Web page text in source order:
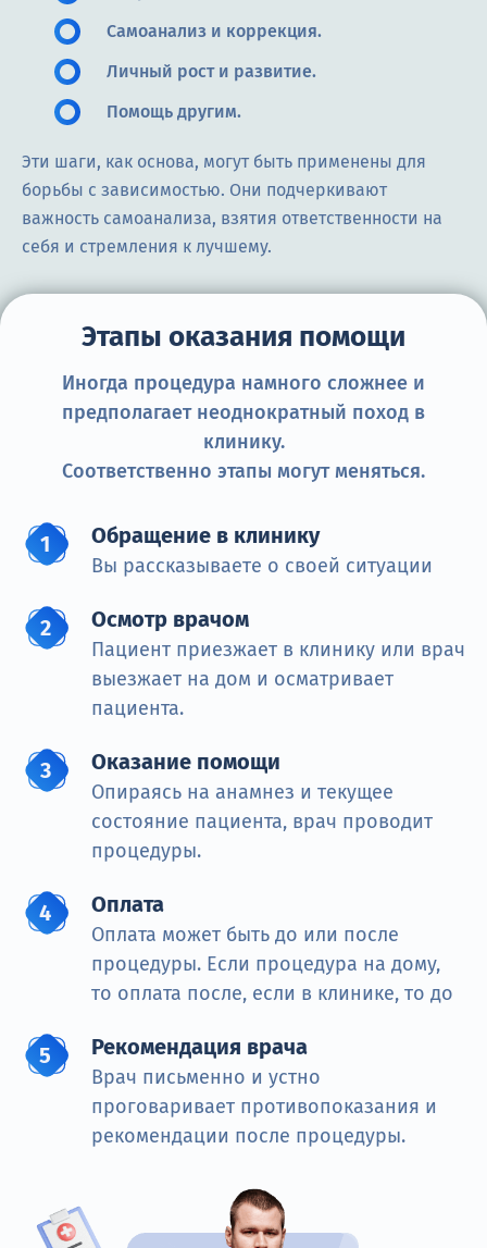
Самоанализ и коррекция.
Личный рост и развитие.
Помощь другим.
Эти шаги, как основа, могут быть применены для
борьбы с зависимостью. Они подчеркивают
важность самоанализа, взятия ответственности на
себя и стремления к лучшему.
Этапы оказания помощи
Иногда процедура намного сложнее и
предполагает неоднократный поход в
клинику.
Соответственно этапы могут меняться.
Обращение в клинику
Вы рассказываете о своей ситуации
Осмотр врачом
Пациент приезжает в клинику или врач
выезжает на дом и осматривает
пациента.
Оказание помощи
Опираясь на анамнез и текущее
состояние пациента, врач проводит
процедуры.
Оплата
Оплата может быть до или после
процедуры. Если процедура на дому,
то оплата после, если в клинике, то до
Рекомендация врача
Врач письменно и устно
проговаривает противопоказания и
рекомендации после процедуры.